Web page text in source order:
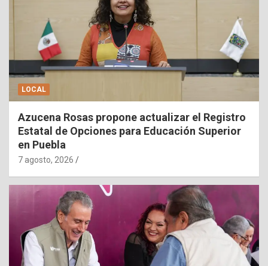
LOCAL
Azucena Rosas propone actualizar el Registro
Estatal de Opciones para Educación Superior
en Puebla
7 agosto, 2026